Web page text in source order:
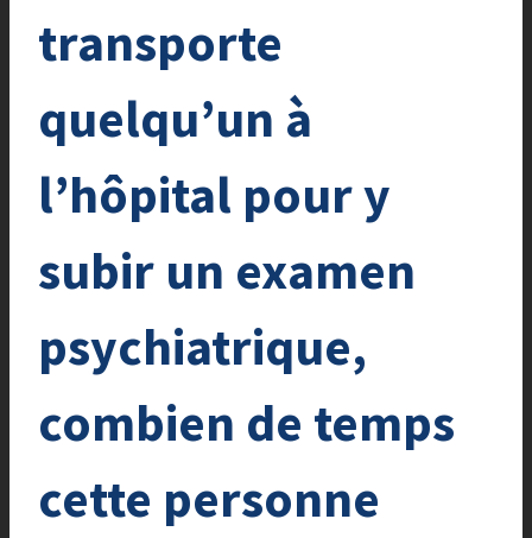
transporte
quelqu’un à
l’hôpital pour y
subir un examen
psychiatrique,
combien de temps
cette personne